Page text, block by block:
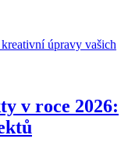
v roce 2026: